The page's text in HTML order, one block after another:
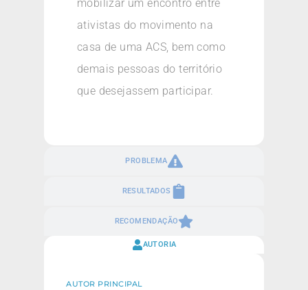
PROBLEMA
RESULTADOS
RECOMENDAÇÃO
mobilizar um encontro entre
ativistas do movimento na
casa de uma ACS, bem como
demais pessoas do território
que desejassem participar.
AUTORIA
AUTOR PRINCIPAL